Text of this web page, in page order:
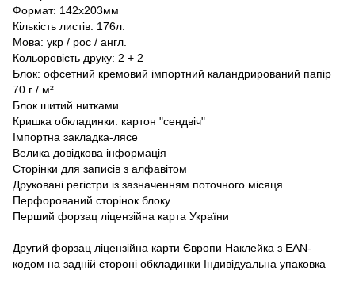
Формат: 142х203мм
Кількість листів: 176л.
Мова: укр / рос / англ.
Кольоровість друку: 2 + 2
Блок: офсетний кремовий імпортний каландрирований папір
70 г / м²
Блок шитий нитками
Кришка обкладинки: картон "сендвіч"
Імпортна закладка-лясе
Велика довідкова інформація
Сторінки для записів з алфавітом
Друковані регістри із зазначенням поточного місяця
Перфорований сторінок блоку
Перший форзац ліцензійна карта України
Другий форзац ліцензійна карти Європи Наклейка з EAN-
кодом на задній стороні обкладинки Індивідуальна упаковка